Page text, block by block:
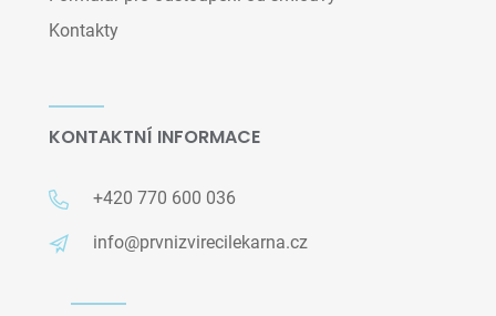
Kontakty
KONTAKTNÍ INFORMACE
+420 770 600 036
info@prvnizvirecilekarna.cz